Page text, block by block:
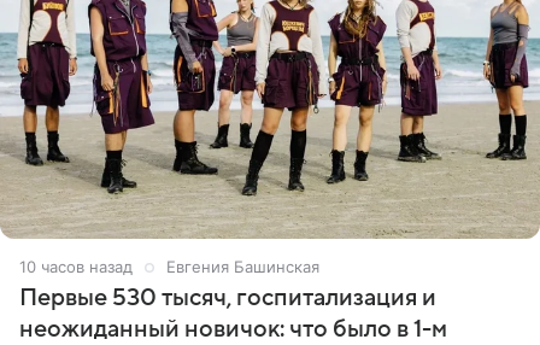
10 часов назад Евгения Башинская
Первые 530 тысяч, госпитализация и
неожиданный новичок: что было в 1-м